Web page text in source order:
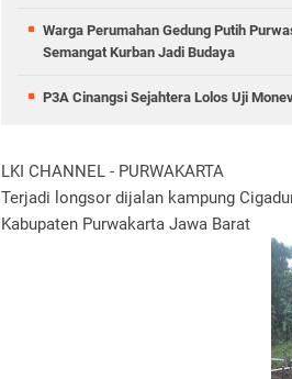
Warga Perumahan Gedung Putih
Semangat Kurban Jadi Budaya
P3A Cinangsi Sejahtera Lolos Uji
LKI CHANNEL - PURWAKARTA
Terjadi longsor dijalan kampung
Kabupaten Purwakarta Jawa Barat